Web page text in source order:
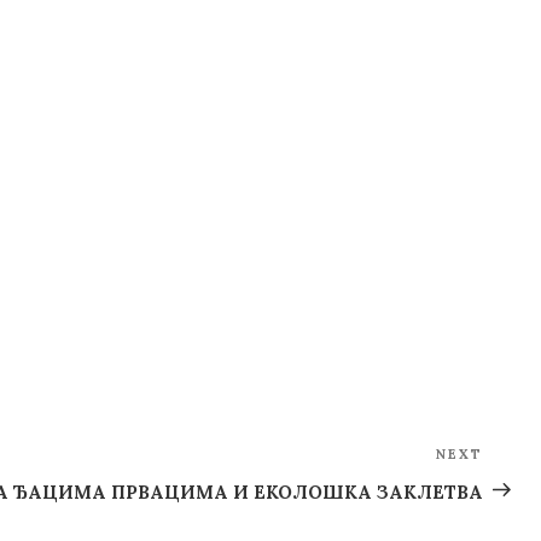
Post
NEXT
ЂАЦИМА ПРВАЦИМА И ЕКОЛОШКА ЗАКЛЕТВА